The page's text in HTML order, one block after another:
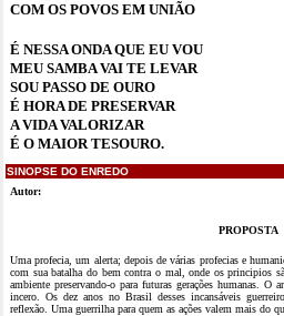
COM OS POVOS EM UNIÃO
É NESSA ONDA QUE EU VOU
MEU SAMBA VAI TE LEVAR
SOU PASSO DE OURO
É HORA DE PRESERVAR
A VIDA VALORIZAR
É O MAIOR TESOURO.
SINOPSE DO ENREDO
Autor:
PROPOSTA
Uma profecia, um alerta; depois de várias profecias e
com sua batalha do bem contra o mal, onde os principios
ambiente preservando-o para futuras gerações humanas.
incero. Os dez anos no Brasil desses incansáveis
reflexão. Uma guerrilha para quem as ações valem mais do